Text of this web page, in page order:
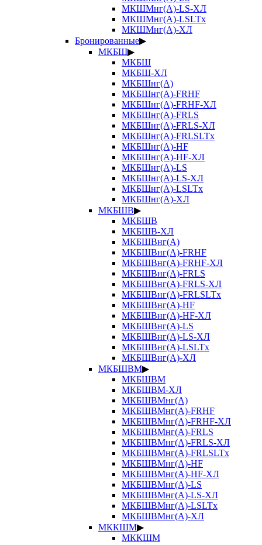
МКШМнг(А)-LS-ХЛ
МКШМнг(А)-LSLTx
МКШМнг(А)-ХЛ
Бронированные▶
МКБШ▶
МКБШ
МКБШ-ХЛ
МКБШнг(А)
МКБШнг(А)-FRHF
МКБШнг(А)-FRHF-ХЛ
МКБШнг(А)-FRLS
МКБШнг(А)-FRLS-ХЛ
МКБШнг(А)-FRLSLTx
МКБШнг(А)-HF
МКБШнг(А)-HF-ХЛ
МКБШнг(А)-LS
МКБШнг(А)-LS-ХЛ
МКБШнг(А)-LSLTx
МКБШнг(А)-ХЛ
МКБШВ▶
МКБШВ
МКБШВ-ХЛ
МКБШВнг(А)
МКБШВнг(А)-FRHF
МКБШВнг(А)-FRHF-ХЛ
МКБШВнг(А)-FRLS
МКБШВнг(А)-FRLS-ХЛ
МКБШВнг(А)-FRLSLTx
МКБШВнг(А)-HF
МКБШВнг(А)-HF-ХЛ
МКБШВнг(А)-LS
МКБШВнг(А)-LS-ХЛ
МКБШВнг(А)-LSLTx
МКБШВнг(А)-ХЛ
МКБШВМ▶
МКБШВМ
МКБШВМ-ХЛ
МКБШВМнг(А)
МКБШВМнг(А)-FRHF
МКБШВМнг(А)-FRHF-ХЛ
МКБШВМнг(А)-FRLS
МКБШВМнг(А)-FRLS-ХЛ
МКБШВМнг(А)-FRLSLTx
МКБШВМнг(А)-HF
МКБШВМнг(А)-HF-ХЛ
МКБШВМнг(А)-LS
МКБШВМнг(А)-LS-ХЛ
МКБШВМнг(А)-LSLTx
МКБШВМнг(А)-ХЛ
МККШМ▶
МККШМ